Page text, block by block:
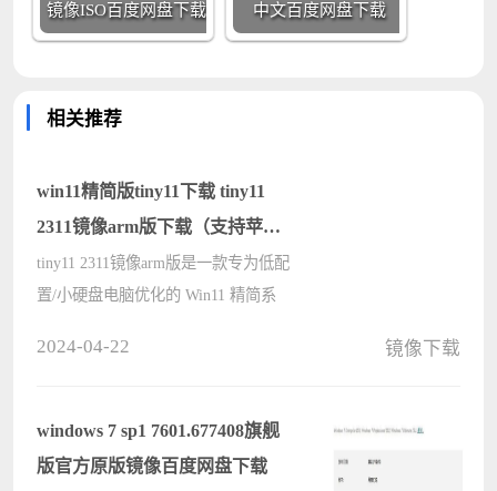
镜像ISO百度网盘下载 中文百度网盘下载
相关推荐
win11精简版tiny11下载 tiny11
2311镜像arm版下载（支持苹果
Mac）
tiny11 2311镜像arm版是一款专为低配
置/小硬盘电脑优化的 Win11 精简系
运行。它移除了大量多余的组件????
2024-04-22 镜像下载
windows 7 sp1 7601.677408旗舰
版官方原版镜像百度网盘下载